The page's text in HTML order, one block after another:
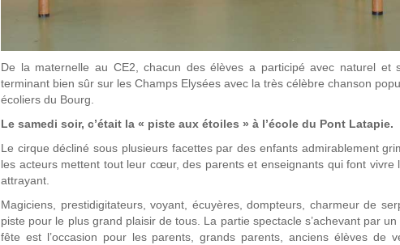
De la maternelle au CE2, chacun des élèves a participé avec naturel et
terminant bien sûr sur les Champs Elysées avec la très célèbre chanson
écoliers du Bourg.
Le samedi soir, c’était la « piste aux étoiles » à l’école du Pont Latapie.
Le cirque décliné sous plusieurs facettes par des enfants admirablement
les acteurs mettent tout leur cœur, des parents et enseignants qui font vivre
attrayant.
Magiciens, prestidigitateurs, voyant, écuyères, dompteurs, charmeur de
piste pour le plus grand plaisir de tous. La partie spectacle s’achevant par
fête est l’occasion pour les parents, grands parents, anciens élèves de